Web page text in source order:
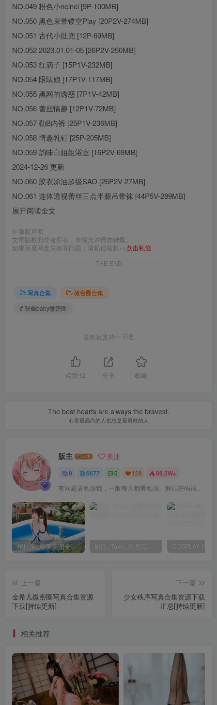
NO.049 粉色小neinei [9P-100MB]
NO.050 黑色束带镂空Play [20P2V-274MB]
NO.051 古代小肚兜 [12P-69MB]
NO.052 2023.01.01-05 [26P2V-250MB]
NO.053 红滴子 [15P1V-232MB]
NO.054 眼睛娘 [17P1V-117MB]
NO.055 黑网的诱惑 [7P1V-42MB]
NO.056 蕾丝情趣 [12P1V-72MB]
NO.057 勒B内裤 [25P1V-236MB]
NO.058 情趣乳钉 [25P-205MB]
NO.059 韵味白姐姐浴室 [16P2V-69MB]
2024-12-26 更新
NO.060 胶衣涂油超级SAO [26P2V-27MB]
NO.061 连体透视蕾丝三点半腿吊带袜 [44P5V-289MB]
展开阅读全文
© 版权声明
文章版权归作者所有，未经允许请勿转载。
如果百度网盘失效等问题，请私信站长=> 点击私信
THE END
写真合集
微密圈合集
# 张鑫baby微密圈
喜欢就支持一下吧
点赞 12 分享 收藏
The best hearts are always the bravest.
心灵最高尚的人也总是最勇敢的人
版主 关注
0 6677 0 128 88.5W+
有问题请私信我，一般每天都看私信。解压密码请一律以下载按钮旁边的为准！
桜桃喵_精美美图全部写真作品合集|持续更新 妲己_Toxic_美图写真作品套图
上一篇
金希儿微密圈写真合集资源
下载[持续更新]
下一篇
少女秩序写真合集资源下载
汇总[持续更新]
相关推荐